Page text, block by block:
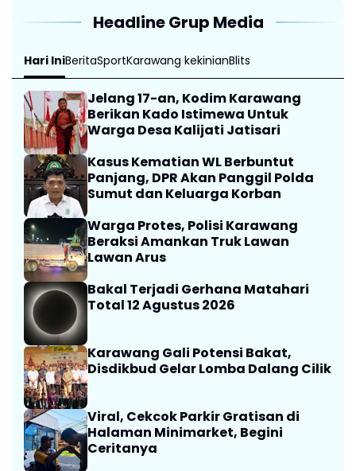
Headline Grup Media
Hari IniBeritaSportKarawang kekinianBlits
Jelang 17-an, Kodim Karawang
Berikan Kado Istimewa Untuk
Warga Desa Kalijati Jatisari
Kasus Kematian WL Berbuntut
Panjang, DPR Akan Panggil Polda
Sumut dan Keluarga Korban
Warga Protes, Polisi Karawang
Beraksi Amankan Truk Lawan
Lawan Arus
Bakal Terjadi Gerhana Matahari
Total 12 Agustus 2026
Karawang Gali Potensi Bakat,
Disdikbud Gelar Lomba Dalang Cilik
Viral, Cekcok Parkir Gratisan di
Halaman Minimarket, Begini
Ceritanya